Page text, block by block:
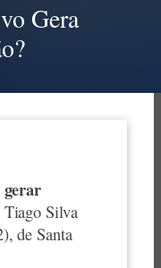
Gera
gerar
Silva
de Santa